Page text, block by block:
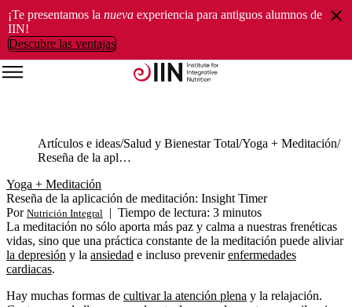
¡Te presentamos la nueva experiencia para antiguos alumnos de
IIN!
Descubre las ventajas
Artículos e ideas Salud y Bienestar Total Yoga + Meditación
Reseña de la aplicación de meditación: Insight Timer
Yoga + Meditación
Reseña de la aplicación de meditación: Insight Timer
Por Nutrición Integral | Tiempo de lectura: 3 minutos
La meditación no sólo aporta más paz y calma a nuestras frenéticas
vidas, sino que una práctica constante de la meditación puede aliviar
la depresión y la ansiedad e incluso prevenirenfermedades
cardiacas.
Hay muchas formas de cultivar la atención plena y la relajación.